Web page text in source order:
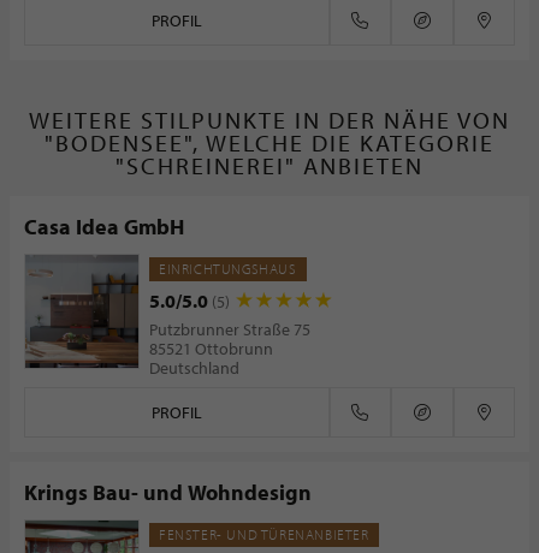
PROFIL
WEITERE STILPUNKTE IN DER NÄHE VON
"BODENSEE", WELCHE DIE KATEGORIE
"SCHREINEREI" ANBIETEN
Casa Idea GmbH
EINRICHTUNGSHAUS
5.0/5.0 (5)
Putzbrunner Straße 75
85521 Ottobrunn
Deutschland
PROFIL
Krings Bau- und Wohndesign
FENSTER- UND TÜRENANBIETER